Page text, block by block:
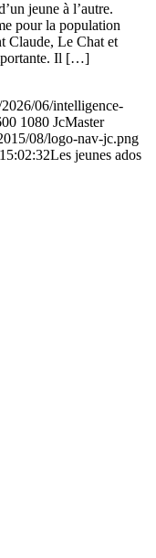
jeune à l’autre.
pour la population
Claude, Le Chat et
Il […]
06/intelligence-
1080 JcMaster
08/logo-nav-jc.png
Les jeunes ados